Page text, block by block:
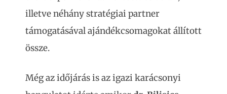
illetve néhány stratégiai partner
támogatásával ajándékcsomagokat állított
össze.
Még az időjárás is az igazi karácsonyi